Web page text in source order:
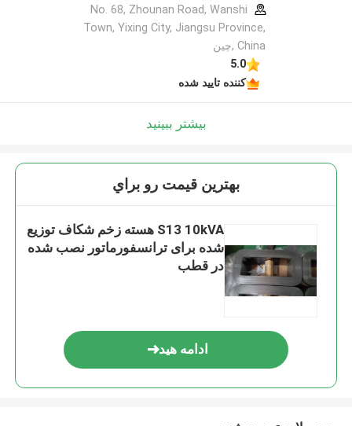
No. 68, Zhounan Road, Wanshi
Town, Yixing City, Jiangsu Province,
China ,چین
5.0
کننده تایید شده
بیشتر ببینید
بهترين قيمت رو براي
S13 10kVA هسته زخم شکاف توزیع
شده برای ترانسفورماتور نصب شده
در قطب
ادامه هید